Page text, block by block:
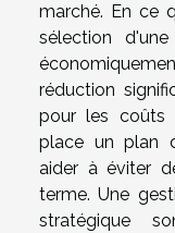
marché. En ce
sélection
réduction
pour les coûts
place un plan
aider à éviter
terme. Une
stratégique